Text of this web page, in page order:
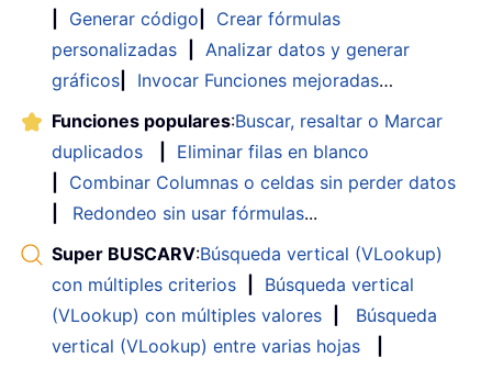
Generar código
Crear fórmulas
personalizadas
Analizar datos y generar
gráficos
Invocar Funciones mejoradas…
Funciones populares:Buscar, resaltar o Marcar
duplicados
Eliminar filas en blanco
Combinar Columnas o celdas sin perder datos
Redondeo sin usar fórmulas...
Super BUSCARV:Búsqueda vertical (VLookup)
con múltiples criterios
Búsqueda vertical
(VLookup) con múltiples valores
Búsqueda
vertical (VLookup) entre varias hojas